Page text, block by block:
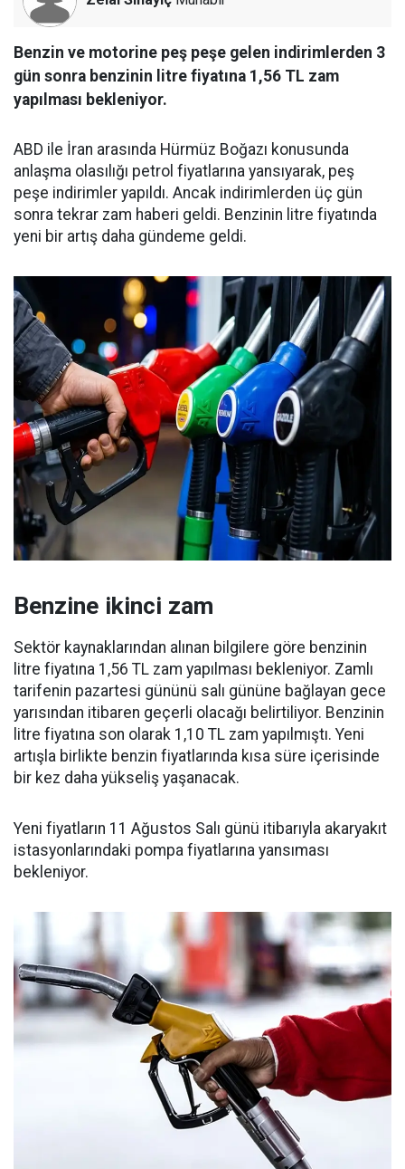
Benzin ve motorine peş peşe gelen indirimlerden 3
gün sonra benzinin litre fiyatına 1,56 TL zam
yapılması bekleniyor.
ABD ile İran arasında Hürmüz Boğazı konusunda
anlaşma olasılığı petrol fiyatlarına yansıyarak, peş
peşe indirimler yapıldı. Ancak indirimlerden üç gün
sonra tekrar zam haberi geldi. Benzinin litre fiyatında
yeni bir artış daha gündeme geldi.
Benzine ikinci zam
Sektör kaynaklarından alınan bilgilere göre benzinin
litre fiyatına 1,56 TL zam yapılması bekleniyor. Zamlı
tarifenin pazartesi gününü salı gününe bağlayan gece
yarısından itibaren geçerli olacağı belirtiliyor. Benzinin
litre fiyatına son olarak 1,10 TL zam yapılmıştı. Yeni
artışla birlikte benzin fiyatlarında kısa süre içerisinde
bir kez daha yükseliş yaşanacak.
Yeni fiyatların 11 Ağustos Salı günü itibarıyla akaryakıt
istasyonlarındaki pompa fiyatlarına yansıması
bekleniyor.